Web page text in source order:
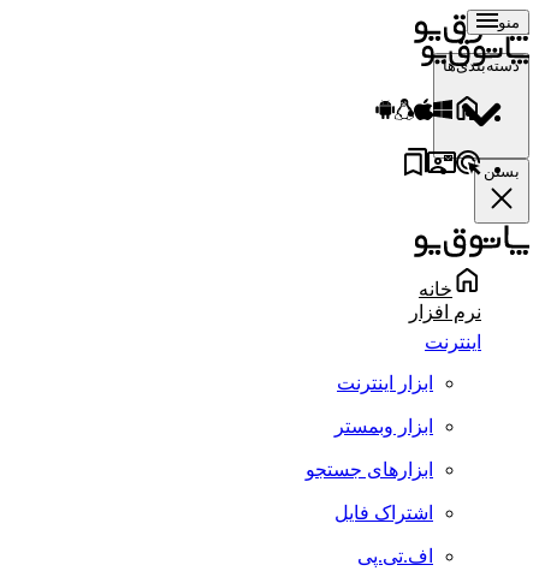
منو
دسته‌بندی‌ها
بستن
خانه
نرم افزار
اینترنت
ابزار اینترنت
ابزار وبمستر
ابزارهای جستجو
اشتراک فایل
اف.تی.پی